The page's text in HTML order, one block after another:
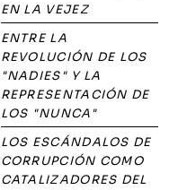
EN LA VEJEZ
ENTRE LA
REVOLUCIÓN DE LOS
"NADIES" Y LA
REPRESENTACIÓN DE
LOS "NUNCA"
LOS ESCÁNDALOS DE
CORRUPCIÓN COMO
CATALIZADORES DEL